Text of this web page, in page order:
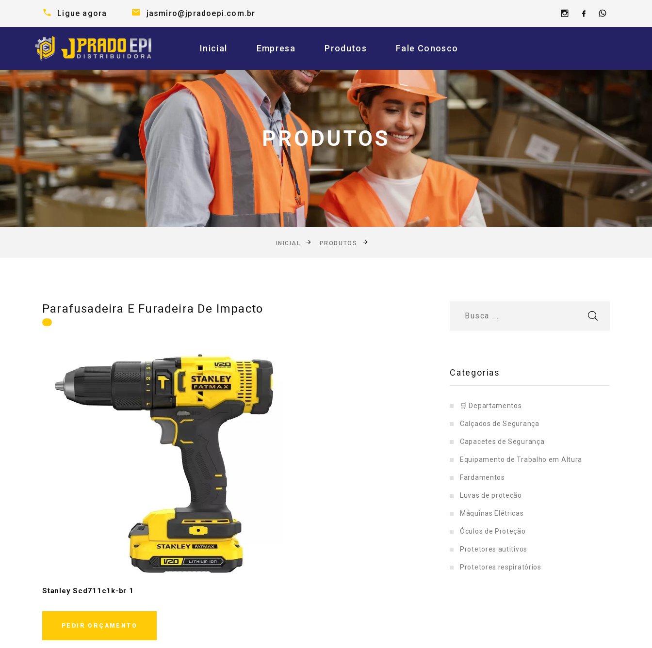
Ligue agora jasmiro@jpradoepi.com.br
Inicial Empresa Produtos Fale Conosco
PRODUTOS
INICIAL PRODUTOS
Parafusadeira E Furadeira De Impacto
Stanley Scd711c1k-br 1
PEDIR ORÇAMENTO
Categorias
🛒 Departamentos
Calçados de Segurança
Capacetes de Segurança
Equipamento de Trabalho em Altura
Fardamentos
Luvas de proteção
Máquinas Elétricas
Óculos de Proteção
Protetores autitivos
Protetores respiratórios